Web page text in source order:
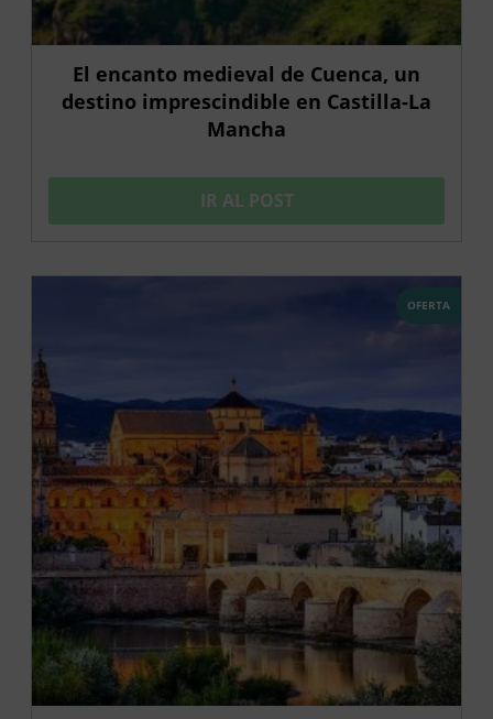
El encanto medieval de Cuenca, un
destino imprescindible en Castilla-La
Mancha
IR AL POST
OFERTA